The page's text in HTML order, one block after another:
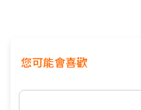
您可能會喜歡